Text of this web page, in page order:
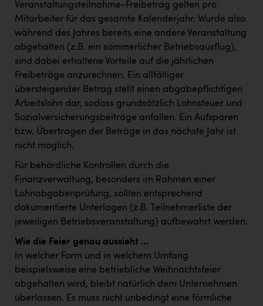
Dopgas
kunden basics
kontakt
Veranstaltungsteilnahme-Freibetrag gelten pro
Mitarbeiter für das gesamte Kalenderjahr. Wurde also
während des Jahres bereits eine andere Veranstaltung
abgehalten (z.B. ein sommerlicher Betriebsausflug),
sind dabei erhaltene Vorteile auf die jährlichen
Freibeträge anzurechnen. Ein allfälliger
übersteigender Betrag stellt einen abgabepflichtigen
Arbeitslohn dar, sodass grundsätzlich Lohnsteuer und
Sozialversicherungsbeiträge anfallen. Ein Aufsparen
bzw. Übertragen der Beträge in das nächste Jahr ist
nicht möglich.
Für behördliche Kontrollen durch die
Finanzverwaltung, besonders im Rahmen einer
Lohnabgabenprüfung, sollten entsprechend
dokumentierte Unterlagen (z.B. Teilnehmerliste der
jeweiligen Betriebsveranstaltung) aufbewahrt werden.
Wie die Feier genau aussieht …
In welcher Form und in welchem Umfang
beispielsweise eine betriebliche Weihnachtsfeier
abgehalten wird, bleibt natürlich dem Unternehmen
überlassen. Es muss nicht unbedingt eine förmliche